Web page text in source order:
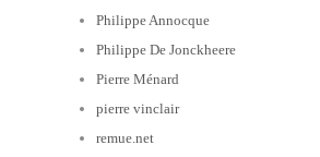
Philippe Annocque
Philippe De Jonckheere
Pierre Ménard
pierre vinclair
remue.net